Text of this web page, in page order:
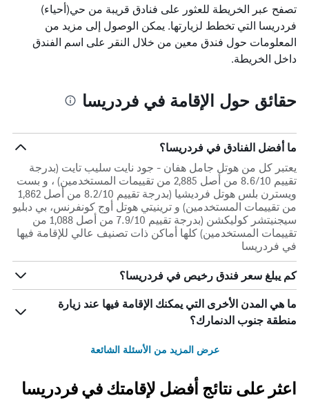
تصفح عبر الخريطة للعثور على فنادق قريبة من حي(أحياء)
فردريسا التي تخطط لزيارتها. يمكن الوصول إلى مزيد من
المعلومات حول فندق معين من خلال النقر على اسم الفندق
داخل الخريطة.
حقائق حول الإقامة في فردريسا
ما أفضل الفنادق في فردريسا؟
يعتبر كل من هوتل جامل هفان - جود نايت سليب تايت (بدرجة
تقييم 8.6/10 من أصل 2,885 من تقييمات المستخدمين) ، و بست
ويسترن بلس هوتل فرديشيا (بدرجة تقييم 8.2/10 من أصل 1,862
من تقييمات المستخدمين) و ترينيتي هوتل أوج كونفرنس، بي دبليو
سيجنيتشر كوليكشن (بدرجة تقييم 7.9/10 من أصل 1,088 من
تقييمات المستخدمين) كلها أماكن ذات تصنيف عالي للإقامة فيها
في فردريسا
كم يبلغ سعر فندق رخيص في فردريسا؟
ما هي المدن الأخرى التي يمكنك الإقامة فيها عند زيارة
منطقة جنوب الدنمارك؟
عرض المزيد من الأسئلة الشائعة
اعثر على نتائج أفضل لإقامتك في فردريسا